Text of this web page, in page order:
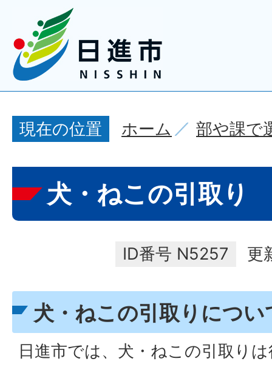
現在の位置 ホーム 部や課で
犬・ねこの引取り
ID番号 N5257 更
犬・ねこの引取りについ
日進市では、犬・ねこの引取り